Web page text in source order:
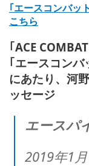
｢エースコンバッ
こちら
｢ACE
｢エースコン
にあたり、河
ッセージ
エース
2019年1月17日に『エースコンバッ